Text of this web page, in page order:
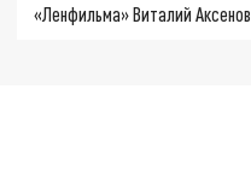
«Ленфильма» Виталий Аксенов